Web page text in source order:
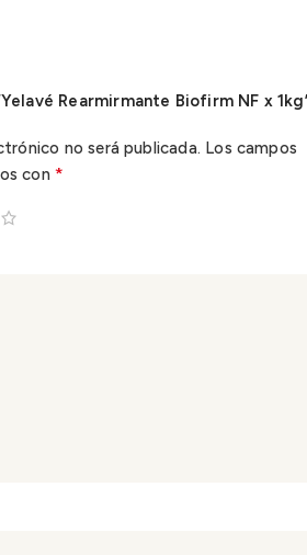
Rearmirmante Biofirm NF x
no será publicada. Los campos
con *